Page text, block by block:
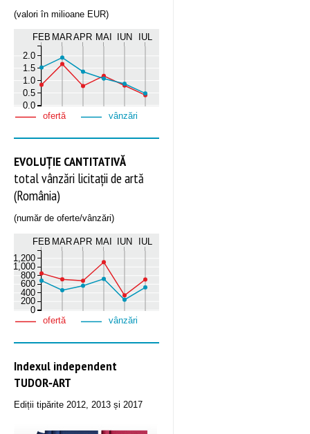
(valori în milioane EUR)
FEB MARAPR MAI IUN IUL
0.0
0.5
1.0
1.5
2.0
ofertă vânzări
EVOLUȚIE CANTITATIVĂ
total vânzări licitații de artă
(România)
(număr de oferte/vânzări)
FEB MARAPR MAI IUN IUL
0
200
400
600
800
1,000
1,200
ofertă vânzări
Indexul independent
TUDOR‑ART
Ediții tipărite 2012, 2013 și 2017